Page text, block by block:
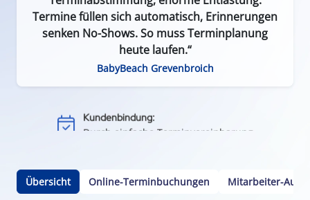
Termine füllen sich automatisch, Erinnerungen
senken No-Shows. So muss Terminplanung
heute laufen.“
BabyBeach Grevenbroich
Effizient & zeitsparend:
Weniger Leerlauf durch Terminausfälle
Einfach & flexibel:
Keine App oder Installation nötig
Durch einfache Terminvereinbarung
Übersicht Online-Terminbuchungen Mitarbeiter-